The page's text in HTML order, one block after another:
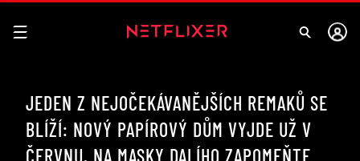
JEDEN Z NEJOČEKÁVANĚJŠÍCH REMAKŮ SE
BLÍŽÍ: NOVÝ PAPÍROVÝ DŮM VYJDE UŽ V
ČERVNU. NA MASKY DALÍHO ZAPOMEŇTE